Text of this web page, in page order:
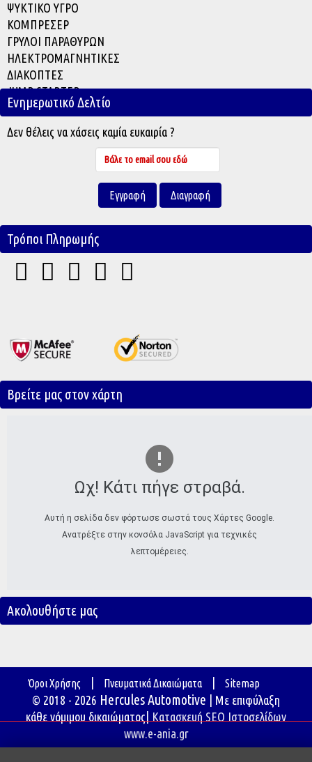
ΨΥΚΤΙΚΟ ΥΓΡΟ
ΚΟΜΠΡΕΣΕΡ
ΓΡΥΛΟΙ ΠΑΡΑΘΥΡΩΝ
ΗΛΕΚΤΡΟΜΑΓΝΗΤΙΚΕΣ
ΔΙΑΚΟΠΤΕΣ
JUMP STARTER
ACCESSORIES
Ενημερωτικό Δελτίο
Δεν θέλεις να χάσεις καμία ευκαιρία ?
Τρόποι Πληρωμής
Βρείτε μας στον χάρτη
Ωχ! Κάτι πήγε στραβά.
Αυτή η σελίδα δεν φόρτωσε σωστά τους Χάρτες Google.
Ανατρέξτε στην κονσόλα JavaScript για τεχνικές
λεπτομέρειες.
Ακολουθήστε μας
Όροι Χρήσης Πνευματικά Δικαιώματα Sitemap
© 2018 - 2026 Hercules Automotive | Με επιφύλαξη
κάθε νόμιμου δικαιώματος| Κατασκευή SEO Ιστοσελίδων
www.e-ania.gr